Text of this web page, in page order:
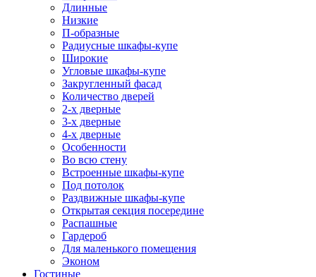
Длинные
Низкие
П-образные
Радиусные шкафы-купе
Широкие
Угловые шкафы-купе
Закругленный фасад
Количество дверей
2-х дверные
3-х дверные
4-х дверные
Особенности
Во всю стену
Встроенные шкафы-купе
Под потолок
Раздвижные шкафы-купе
Открытая секция посередине
Распашные
Гардероб
Для маленького помещения
Эконом
Гостиные